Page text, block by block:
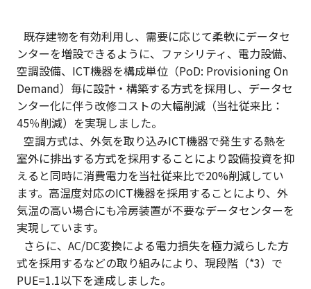
既存建物を有効利用し、需要に応じて柔軟にデータセ
ンターを増設できるように、ファシリティ、電力設備、
空調設備、ICT機器を構成単位（PoD: Provisioning On
Demand）毎に設計・構築する方式を採用し、データセ
ンター化に伴う改修コストの大幅削減（当社従来比：
45％削減）を実現しました。
空調方式は、外気を取り込みICT機器で発生する熱を
室外に排出する方式を採用することにより設備投資を抑
えると同時に消費電力を当社従来比で20%削減してい
ます。高温度対応のICT機器を採用することにより、外
気温の高い場合にも冷房装置が不要なデータセンターを
実現しています。
さらに、AC/DC変換による電力損失を極力減らした方
式を採用するなどの取り組みにより、現段階（*3）で
PUE=1.1以下を達成しました。